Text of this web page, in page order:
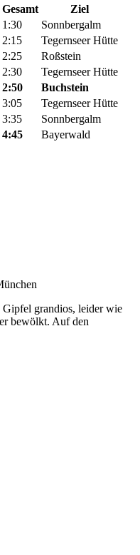
Gesamt
Ziel
1:30
Sonnbergalm
2:15
Tegernseer Hütte
2:25
Roßstein
2:30
Tegernseer Hütte
2:50
Buchstein
3:05
Tegernseer Hütte
3:35
Sonnbergalm
4:45 Bayerwald
grandios, leider wie
bewölkt. Auf den